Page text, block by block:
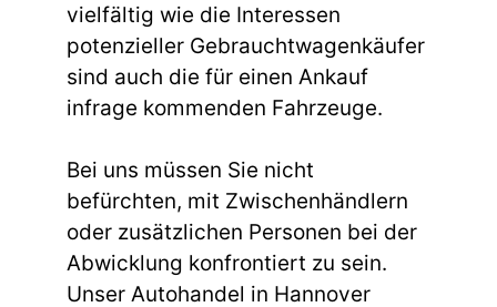
vielfältig wie die Interessen
potenzieller Gebrauchtwagenkäufer
sind auch die für einen Ankauf
infrage kommenden Fahrzeuge.
Bei uns müssen Sie nicht
befürchten, mit Zwischenhändlern
oder zusätzlichen Personen bei der
Abwicklung konfrontiert zu sein.
Unser Autohandel in Hannover